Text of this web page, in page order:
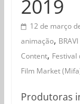
2019
12 de março
animação,
Content, Festival
Film Market
Produtoras